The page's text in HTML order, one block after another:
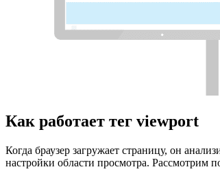
Как работает тег viewport
Когда браузер загружает страницу, он
настройки области просмотра. Рассмотрим